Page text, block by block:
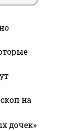
на
дочек»